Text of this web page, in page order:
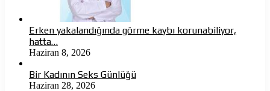
Erken yakalandığında görme kaybı korunabiliyor,
hatta…
Haziran 8, 2026
Bir Kadının Seks Günlüğü
Haziran 28, 2026